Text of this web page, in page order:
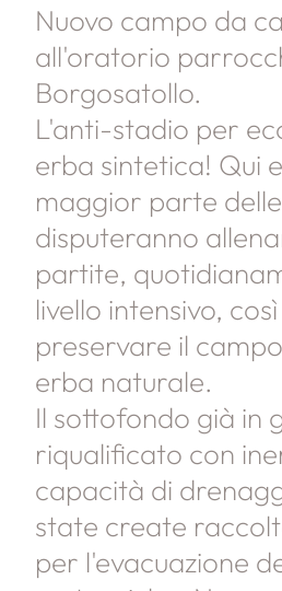
Nuovo campo da
all'oratorio
Borgosatollo.
L'anti-stadio per
erba sintetica! Qui
maggior parte
disputeranno
partite,
livello intensivo,
preservare il
erba naturale.
Il sottofondo già in
riqualificato con
capacità di
state create
per l'evacuazione